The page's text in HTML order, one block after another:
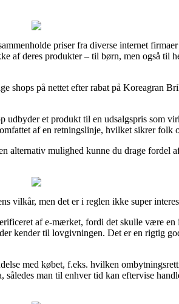
priser fra diverse internet
af deres produkter – til børn, men også til
shops på nettet efter rabat på Koreagran
et produkt til en udsalgspris som
af en retningslinje, hvilket sikrer folk
alternativ mulighed kunne du drage fordel
vilkår, men det er i reglen ikke super
af e-mærket, fordi det skulle være
kender til lovgivningen. Det er en rigtig
med købet, f.eks. hvilken
man til enhver tid kan eftervise